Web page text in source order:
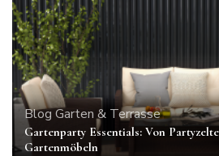
BlogGarten & Terrasse
Gartenparty Essentials: Von
Gartenmöbeln